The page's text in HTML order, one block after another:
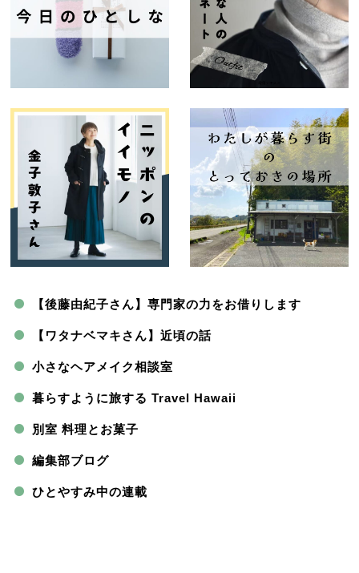
【後藤由紀子さん】専門家の力をお借りします
【ワタナベマキさん】近頃の話
小さなヘアメイク相談室
暮らすように旅する Travel Hawaii
別室 料理とお菓子
編集部ブログ
ひとやすみ中の連載